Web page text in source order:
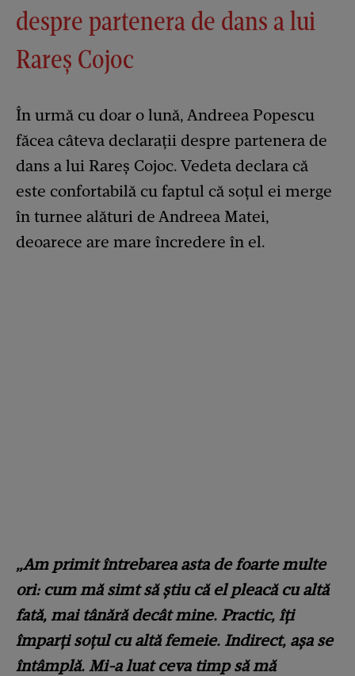
despre partenera de dans a lui
Rareș Cojoc
În urmă cu doar o lună, Andreea Popescu
făcea câteva declarații despre partenera de
dans a lui Rareș Cojoc. Vedeta declara că
este confortabilă cu faptul că soțul ei merge
în turnee alături de Andreea Matei,
deoarece are mare încredere în el.
„Am primit întrebarea asta de foarte multe
ori: cum mă simt să știu că el pleacă cu altă
fată, mai tânără decât mine. Practic, îți
împarți soțul cu altă femeie. Indirect, așa se
întâmplă. Mi-a luat ceva timp să mă